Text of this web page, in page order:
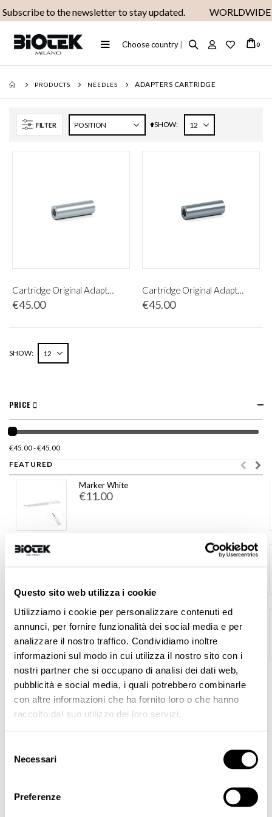
Questo sito web utilizza i cookie
Utilizziamo i cookie per personalizzare contenuti ed
annunci, per fornire funzionalità dei social media e per
analizzare il nostro traffico. Condividiamo inoltre
informazioni sul modo in cui utilizza il nostro sito con i
nostri partner che si occupano di analisi dei dati web,
pubblicità e social media, i quali potrebbero combinarle
con altre informazioni che ha fornito loro o che hanno
raccolto dal suo utilizzo dei loro servizi.
delNecessari
Preferenze
to the newsletter to stay updated. WORLDWIDE
Toggle
Nav
Choose country Cart
0
PRODUCTS NEEDLES ADAPTERS CARTRIDGE
FILTER Set
SHOW
Cartridge Original Adapter for Artè and Stilus MED
€45.00
Cartridge Original Adapter Pratika
€45.00
SHOW
PRICE
€45.00 - €45.00
FEATURED
Marker White
€11.00
ERA Lumina Kit
As low as
€877.00
Machines, needles, pigments, accessories ... Everything you need
to perform a best quality microblading and permanent make-up,
BIOTEK products are produced in Italy, vegan and not tested on
animals.